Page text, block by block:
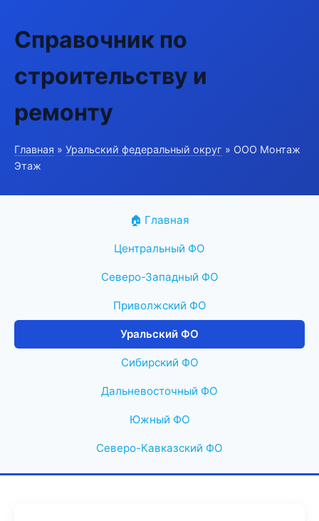
Справочник по
строительству и
ремонту
Главная » Уральский федеральный округ » ООО Монтаж
Этаж
🏠 Главная
Центральный ФО
Северо-Западный ФО
Приволжский ФО
Уральский ФО
Сибирский ФО
Дальневосточный ФО
Южный ФО
Северо-Кавказский ФО